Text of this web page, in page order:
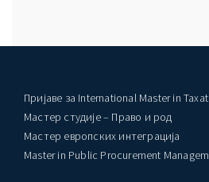
Пријаве за International Master in
Мастер студије – Право и род
Мастер европских интеграција
Master in Public Procurement